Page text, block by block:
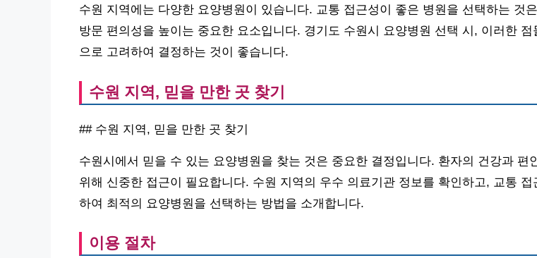
수원 지역에는 다양한 요양병원이 있습니다. 교통 접근성이 좋은 병원을 선택하는 것
방문 편의성을 높이는 중요한 요소입니다. 경기도 수원시 요양병원 선택 시, 이러한 점
으로 고려하여 결정하는 것이 좋습니다.
수원 지역, 믿을 만한 곳 찾기
## 수원 지역, 믿을 만한 곳 찾기
수원시에서 믿을 수 있는 요양병원을 찾는 것은 중요한 결정입니다. 환자의 건강과 편
위해 신중한 접근이 필요합니다. 수원 지역의 우수 의료기관 정보를 확인하고, 교통 접
하여 최적의 요양병원을 선택하는 방법을 소개합니다.
이용 절차